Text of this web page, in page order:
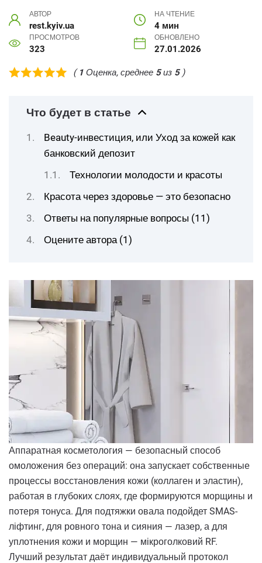
АВТОР
rest.kyiv.ua
НА ЧТЕНИЕ
4 мин
ПРОСМОТРОВ
323
ОБНОВЛЕНО
27.01.2026
( 1 Оценка, среднее 5из 5)
Что будет в статье
Beauty-инвестиция, или Уход за кожей как
банковский депозит
Технологии молодости и красоты
Красота через здоровье — это безопасно
Ответы на популярные вопросы (11)
Оцените автора (1)
Аппаратная косметология — безопасный способ
омоложения без операций: она запускает собственные
процессы восстановления кожи (коллаген и эластин),
работая в глубоких слоях, где формируются морщины и
потеря тонуса. Для подтяжки овала подойдет SMAS-
ліфтинг, для ровного тона и сияния — лазер, а для
уплотнения кожи и морщин — мікроголковий RF.
Лучший результат даёт индивидуальный протокол